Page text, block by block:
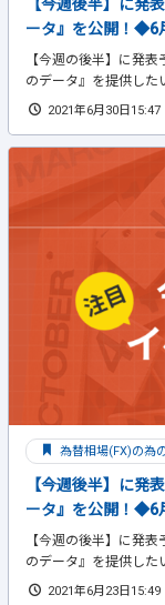
【今週後半】に発
ータ』を公開！◆6
【今週の後半】に発
のデータ』を提供した
2021年6月30日15:47
為替相場(FX)の為
【今週後半】に発
ータ』を公開！◆6
【今週の後半】に発
のデータ』を提供した
2021年6月23日15:49